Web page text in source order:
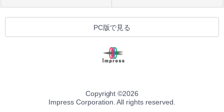
PC版で見る
Copyright ©2026
Impress Corporation. All rights reserved.